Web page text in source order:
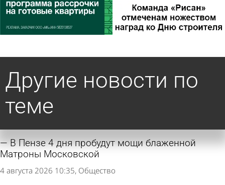
Другие новости по
теме
В Пензе 4 дня пробудут мощи блаженной
Матроны Московской
4 августа 2026 10:35 Общество